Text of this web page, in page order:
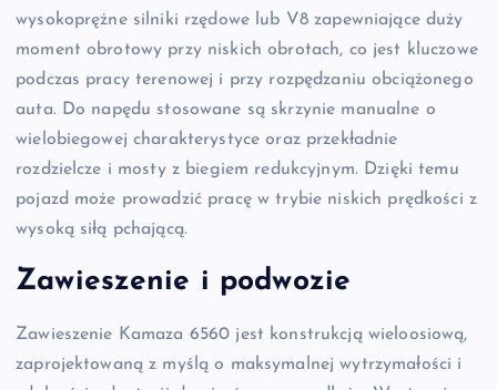
wysokoprężne silniki rzędowe lub V8 zapewniające duży
moment obrotowy przy niskich obrotach, co jest kluczowe
podczas pracy terenowej i przy rozpędzaniu obciążonego
auta. Do napędu stosowane są skrzynie manualne o
wielobiegowej charakterystyce oraz przekładnie
rozdzielcze i mosty z biegiem redukcyjnym. Dzięki temu
pojazd może prowadzić pracę w trybie niskich prędkości z
wysoką siłą pchającą.
Zawieszenie i podwozie
Zawieszenie Kamaza 6560 jest konstrukcją wieloosiową,
zaprojektowaną z myślą o maksymalnej wytrzymałości i